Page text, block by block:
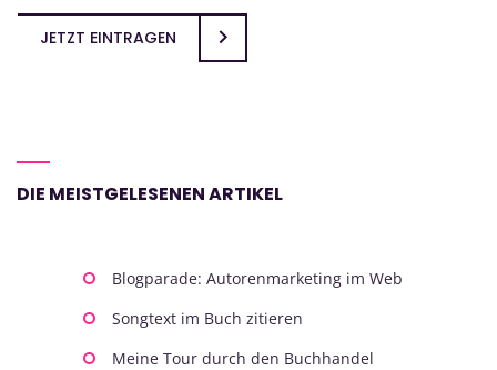
JETZT EINTRAGEN
DIE MEISTGELESENEN ARTIKEL
Blogparade: Autorenmarketing im Web
Songtext im Buch zitieren
Meine Tour durch den Buchhandel